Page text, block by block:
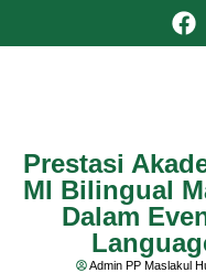
Prestasi
MI Bilingual
Dalam
Admin PP Maslakul